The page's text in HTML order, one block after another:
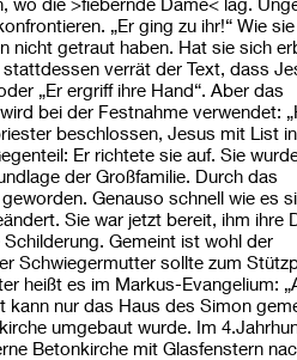
„Er ging zu ihr!“ Wie
nicht getraut haben. Hat sie sich
verrät der Text, dass
„Er ergriff ihre Hand“. Aber das
bei der Festnahme verwendet:
beschlossen, Jesus mit List
Er richtete sie auf. Sie
der Großfamilie. Durch das
Genauso schnell wie es
Sie war jetzt bereit, ihm ihre
Gemeint ist wohl der
Schwiegermutter sollte zum
heißt es im Markus-Evangelium:
kann nur das Haus des Simon
umgebaut wurde. Im
Betonkirche mit Glasfenstern